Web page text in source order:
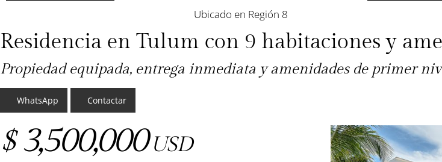
Ubicado en Región 8
Residencia en Tulum con 9 habitaciones y
Propiedad equipada, entrega inmediata y amenidades de primer
WhatsApp Contactar
$ 3,500,000USD